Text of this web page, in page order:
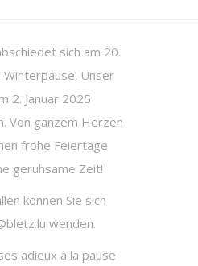
sich am 20.
Unser
2. Januar 2025
Von ganzem Herzen
frohe Feiertage
geruhsame Zeit!
können Sie sich
wenden.
adieux à la pause